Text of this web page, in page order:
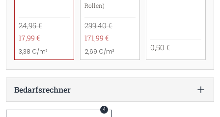
24,95 €
17,99 €
3,38 €/m²
Rollen)
299,40 €
171,99 €
2,69 €/m² 0,50 €
Bedarfsrechner
4